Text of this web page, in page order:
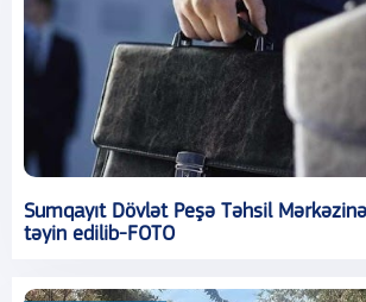
Sumqayıt Dövlət Peşə Təhsil
təyin edilib-FOTO